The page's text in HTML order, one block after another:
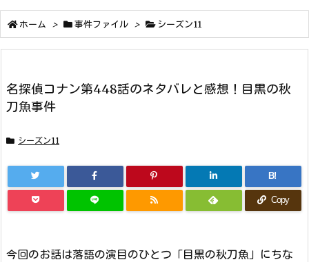
ホーム > 事件ファイル > シーズン11
名探偵コナン第448話のネタバレと感想！目黒の秋
刀魚事件
シーズン11
B!
Copy
今回のお話は落語の演目のひとつ「目黒の秋刀魚」にちな